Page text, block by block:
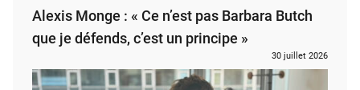
Alexis Monge : « Ce n’est pas Barbara Butch
que je défends, c’est un principe »
30 juillet 2026